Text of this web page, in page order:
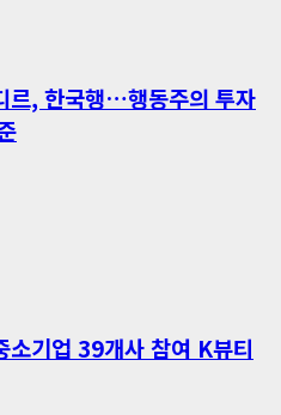
르, 한국행…행동주의 투자
기업 39개사 참여 K뷰티